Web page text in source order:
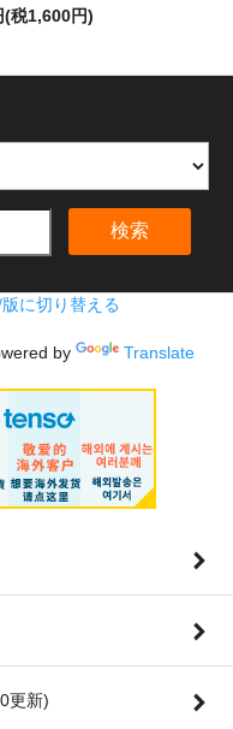
税1,600円)
検索
に切り替える
by Translate
更新)